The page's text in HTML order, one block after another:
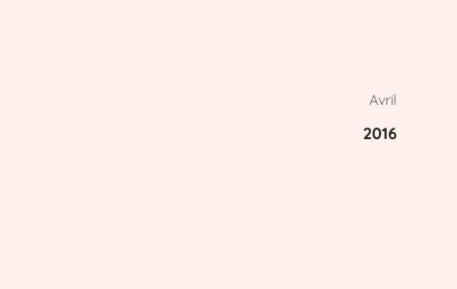
Avril
2016